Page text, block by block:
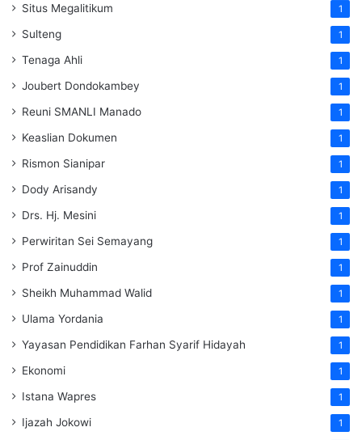
Situs Megalitikum 1
Sulteng 1
Tenaga Ahli 1
Joubert Dondokambey 1
Reuni SMANLI Manado 1
Keaslian Dokumen 1
Rismon Sianipar 1
Dody Arisandy 1
Drs. Hj. Mesini 1
Perwiritan Sei Semayang 1
Prof Zainuddin 1
Sheikh Muhammad Walid 1
Ulama Yordania 1
Yayasan Pendidikan Farhan Syarif Hidayah 1
Ekonomi 1
Istana Wapres 1
Ijazah Jokowi 1